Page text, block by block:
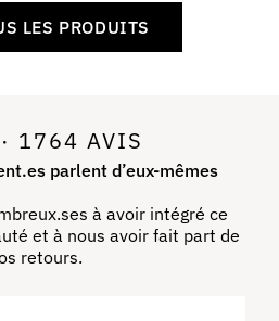
LES PRODUITS
1764 AVIS
parlent d’eux-⁠mêmes
à avoir intégré ce
et à nous avoir fait part de
retours.